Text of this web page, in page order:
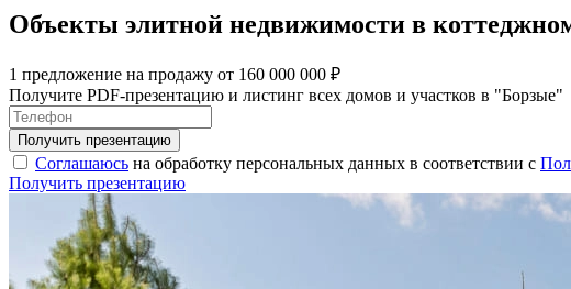
Объекты элитной недвижимости в
1 предложение на продажу от 160 000 000 ₽
Получите PDF-презентацию и листинг всех домов и участков в "Борзые"
Соглашаюсь на обработку персональных данных в соответствии с
Получить презентацию